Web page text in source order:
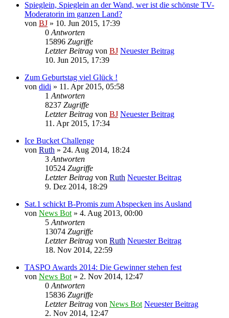
Spieglein, Spieglein an der Wand, wer ist die schönste TV-
Moderatorin im ganzen Land?
von BJ » 10. Jun 2015, 17:39
0 Antworten
15896 Zugriffe
Letzter Beitrag von BJ Neuester Beitrag
10. Jun 2015, 17:39
Zum Geburtstag viel Glück !
von didi » 11. Apr 2015, 05:58
1 Antworten
8237 Zugriffe
Letzter Beitrag von BJ Neuester Beitrag
11. Apr 2015, 17:34
Ice Bucket Challenge
von Ruth » 24. Aug 2014, 18:24
3 Antworten
10524 Zugriffe
Letzter Beitrag von Ruth Neuester Beitrag
9. Dez 2014, 18:29
Sat.1 schickt B-Promis zum Abspecken ins Ausland
von News Bot » 4. Aug 2013, 00:00
5 Antworten
13074 Zugriffe
Letzter Beitrag von Ruth Neuester Beitrag
18. Nov 2014, 22:59
TASPO Awards 2014: Die Gewinner stehen fest
von News Bot » 2. Nov 2014, 12:47
0 Antworten
15836 Zugriffe
Letzter Beitrag von News Bot Neuester Beitrag
2. Nov 2014, 12:47